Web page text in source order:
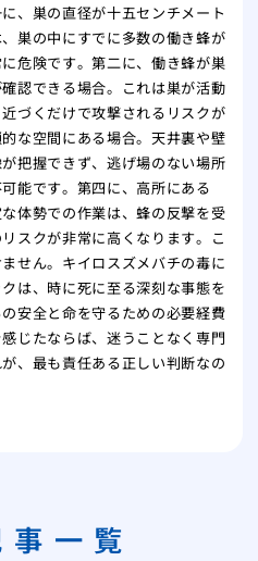
、巣の直径が十五センチメート
巣の中にすでに多数の働き蜂が
危険です。第二に、働き蜂が巣
認できる場合。これは巣が活動
づくだけで攻撃されるリスクが
な空間にある場合。天井裏や壁
把握できず、逃げ場のない場所
能です。第四に、高所にある
体勢での作業は、蜂の反撃を受
スクが非常に高くなります。こ
せん。キイロスズメバチの毒に
は、時に死に至る深刻な事態を
安全と命を守るための必要経費
じたならば、迷うことなく専門
、最も責任ある正しい判断なの
一覧